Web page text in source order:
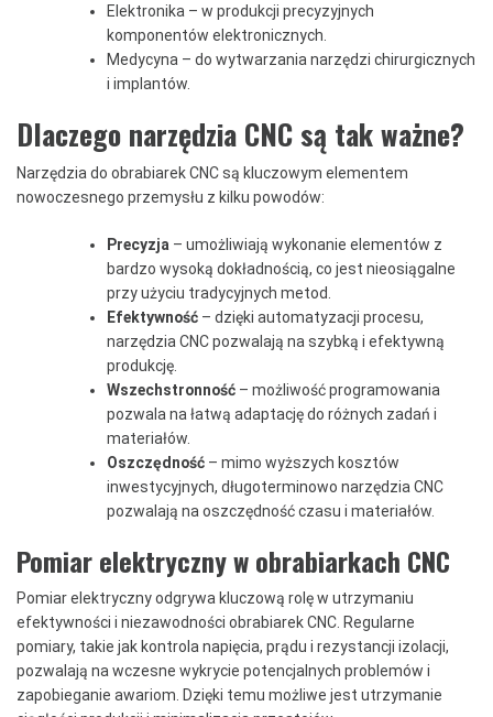
Elektronika – w produkcji precyzyjnych
komponentów elektronicznych.
Medycyna – do wytwarzania narzędzi chirurgicznych
i implantów.
Dlaczego narzędzia CNC są tak ważne?
Narzędzia do obrabiarek CNC są kluczowym elementem
nowoczesnego przemysłu z kilku powodów:
Precyzja – umożliwiają wykonanie elementów z
bardzo wysoką dokładnością, co jest nieosiągalne
przy użyciu tradycyjnych metod.
Efektywność – dzięki automatyzacji procesu,
narzędzia CNC pozwalają na szybką i efektywną
produkcję.
Wszechstronność – możliwość programowania
pozwala na łatwą adaptację do różnych zadań i
materiałów.
Oszczędność – mimo wyższych kosztów
inwestycyjnych, długoterminowo narzędzia CNC
pozwalają na oszczędność czasu i materiałów.
Pomiar elektryczny w obrabiarkach CNC
Pomiar elektryczny odgrywa kluczową rolę w utrzymaniu
efektywności i niezawodności obrabiarek CNC. Regularne
pomiary, takie jak kontrola napięcia, prądu i rezystancji izolacji,
pozwalają na wczesne wykrycie potencjalnych problemów i
zapobieganie awariom. Dzięki temu możliwe jest utrzymanie